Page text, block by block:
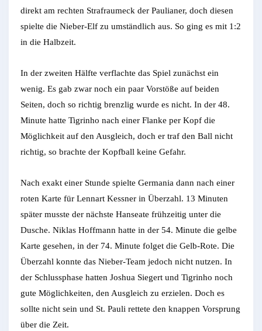
direkt am rechten Strafraumeck der Paulianer, doch diesen
spielte die Nieber-Elf zu umständlich aus. So ging es mit 1:2
in die Halbzeit.
In der zweiten Hälfte verflachte das Spiel zunächst ein
wenig. Es gab zwar noch ein paar Vorstöße auf beiden
Seiten, doch so richtig brenzlig wurde es nicht. In der 48.
Minute hatte Tigrinho nach einer Flanke per Kopf die
Möglichkeit auf den Ausgleich, doch er traf den Ball nicht
richtig, so brachte der Kopfball keine Gefahr.
Nach exakt einer Stunde spielte Germania dann nach einer
roten Karte für Lennart Kessner in Überzahl. 13 Minuten
später musste der nächste Hanseate frühzeitig unter die
Dusche. Niklas Hoffmann hatte in der 54. Minute die gelbe
Karte gesehen, in der 74. Minute folget die Gelb-Rote. Die
Überzahl konnte das Nieber-Team jedoch nicht nutzen. In
der Schlussphase hatten Joshua Siegert und Tigrinho noch
gute Möglichkeiten, den Ausgleich zu erzielen. Doch es
sollte nicht sein und St. Pauli rettete den knappen Vorsprung
über die Zeit.